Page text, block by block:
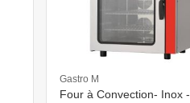
Gastro M
Four à Convection- Inox -